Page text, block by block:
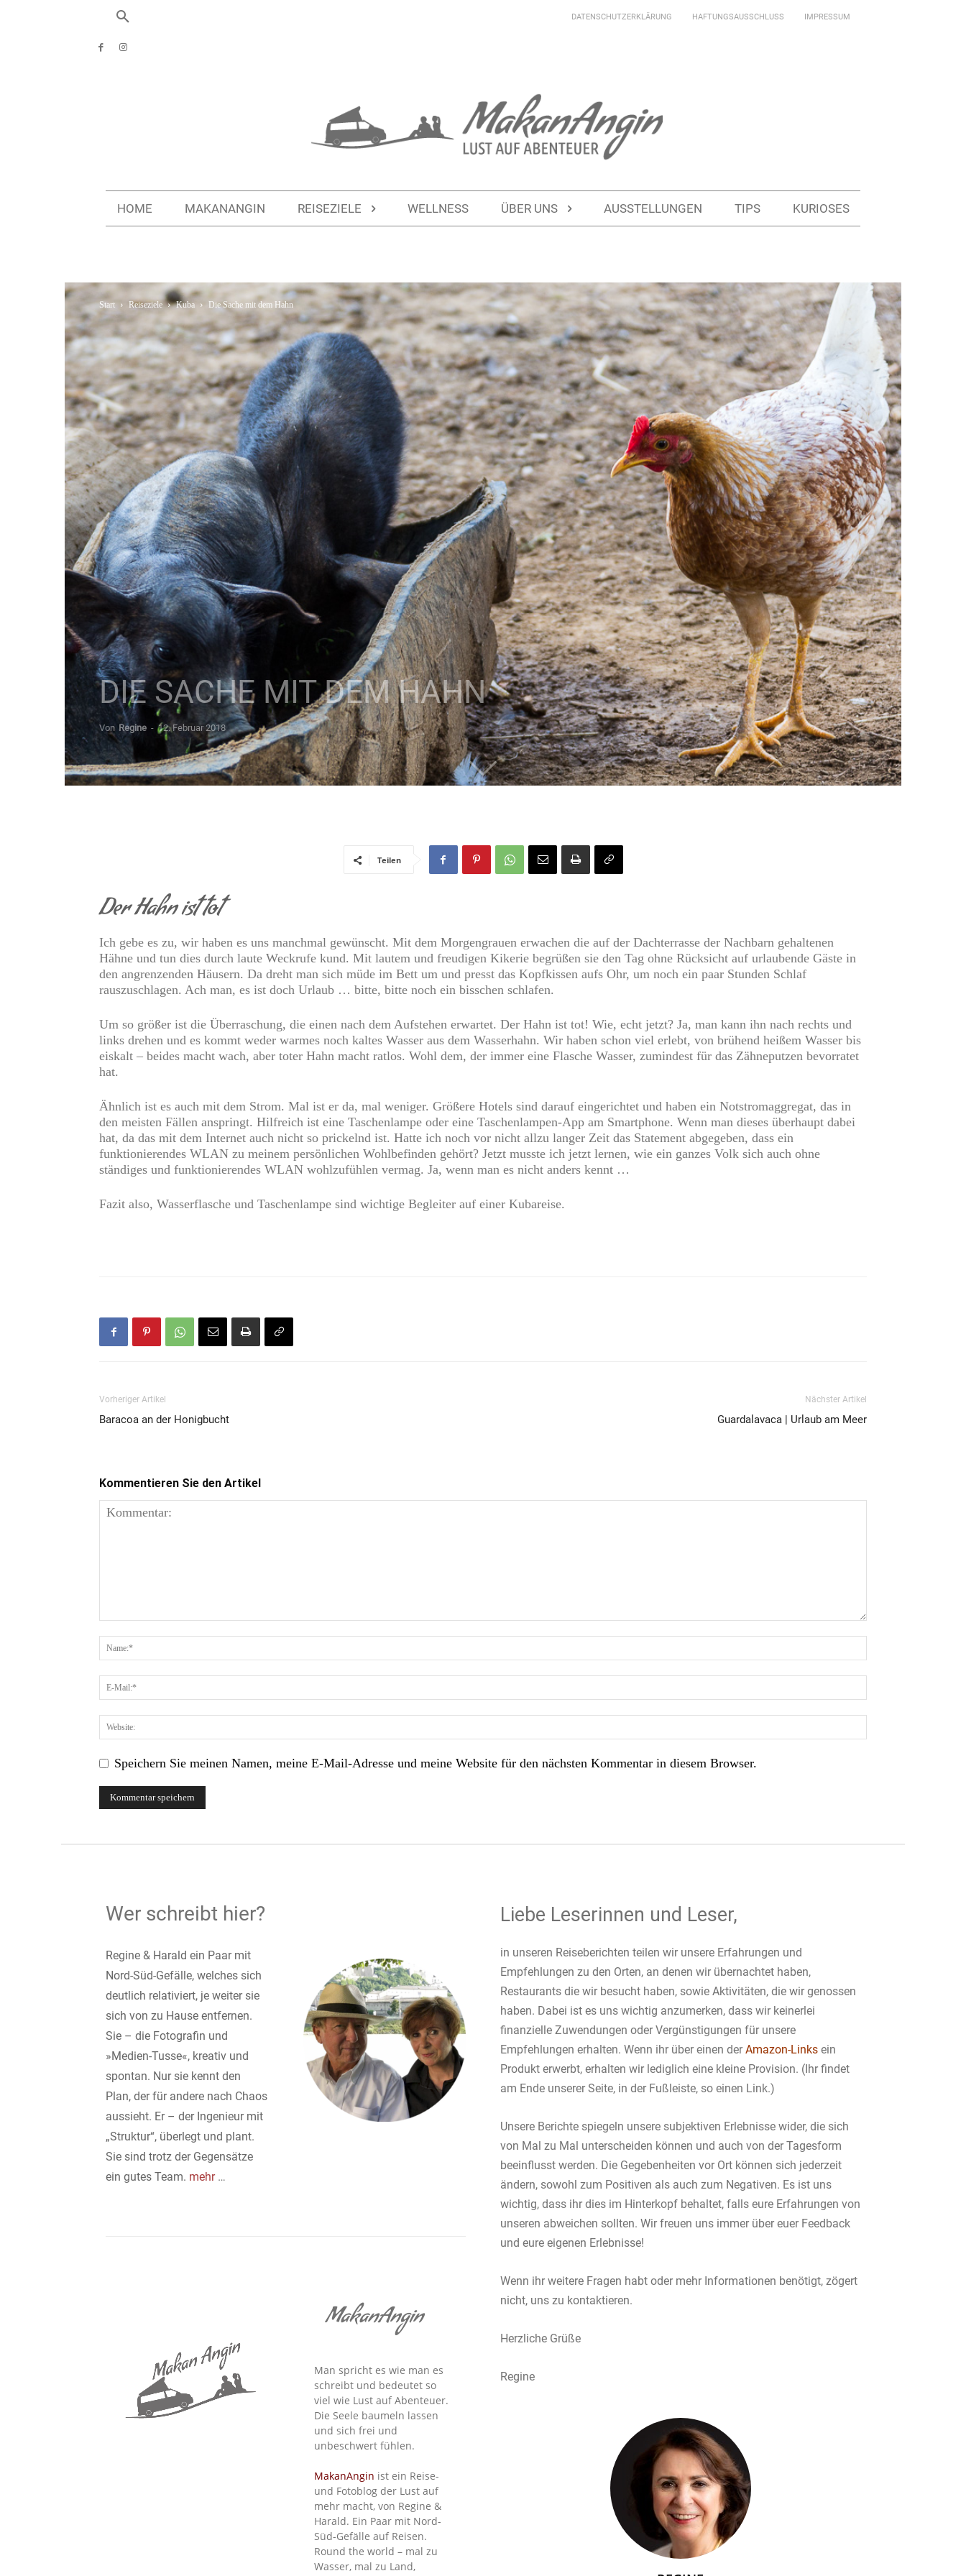
DATENSCHUTZERKLÄRUNG HAFTUNGSAUSSCHLUSS IMPRESSUM
HOME MAKANANGIN REISEZIELE WELLNESS ÜBER UNS AUSSTELLUNGEN TIPS KURIOSES
Start Reiseziele Kuba Die Sache mit dem Hahn
DIE SACHE MIT DEM HAHN
Von Regine - 12. Februar 2018
Teilen
Der Hahn ist tot
Ich gebe es zu, wir haben es uns manchmal gewünscht. Mit dem Morgengrauen erwachen die auf der Dachterrasse der Nachbarn gehaltenen
Hähne und tun dies durch laute Weckrufe kund. Mit lautem und freudigen Kikerie begrüßen sie den Tag ohne Rücksicht auf urlaubende Gäste in
den angrenzenden Häusern. Da dreht man sich müde im Bett um und presst das Kopfkissen aufs Ohr, um noch ein paar Stunden Schlaf
rauszuschlagen. Ach man, es ist doch Urlaub … bitte, bitte noch ein bisschen schlafen.
Um so größer ist die Überraschung, die einen nach dem Aufstehen erwartet. Der Hahn ist tot! Wie, echt jetzt? Ja, man kann ihn nach rechts und
links drehen und es kommt weder warmes noch kaltes Wasser aus dem Wasserhahn. Wir haben schon viel erlebt, von brühend heißem Wasser bis
eiskalt – beides macht wach, aber toter Hahn macht ratlos. Wohl dem, der immer eine Flasche Wasser, zumindest für das Zähneputzen bevorratet
hat.
Ähnlich ist es auch mit dem Strom. Mal ist er da, mal weniger. Größere Hotels sind darauf eingerichtet und haben ein Notstromaggregat, das in
den meisten Fällen anspringt. Hilfreich ist eine Taschenlampe oder eine Taschenlampen-App am Smartphone. Wenn man dieses überhaupt dabei
hat, da das mit dem Internet auch nicht so prickelnd ist. Hatte ich noch vor nicht allzu langer Zeit das Statement abgegeben, dass ein
funktionierendes WLAN zu meinem persönlichen Wohlbefinden gehört? Jetzt musste ich jetzt lernen, wie ein ganzes Volk sich auch ohne
ständiges und funktionierendes WLAN wohlzufühlen vermag. Ja, wenn man es nicht anders kennt …
Fazit also, Wasserflasche und Taschenlampe sind wichtige Begleiter auf einer Kubareise.
Vorheriger Artikel
Baracoa an der Honigbucht
Nächster Artikel
Guardalavaca | Urlaub am Meer
Kommentieren Sie den Artikel
Speichern Sie meinen Namen, meine E-Mail-Adresse und meine Website für den nächsten Kommentar in diesem Browser.
Wer schreibt hier?
Regine & Harald ein Paar mit
Nord-Süd-Gefälle, welches sich
deutlich relativiert, je weiter sie
sich von zu Hause entfernen.
Sie – die Fotografin und
»Medien-Tusse«, kreativ und
spontan. Nur sie kennt den
Plan, der für andere nach Chaos
aussieht. Er – der Ingenieur mit
„Struktur“, überlegt und plant.
Sie sind trotz der Gegensätze
ein gutes Team. mehr …
MakanAngin
Man spricht es wie man es
schreibt und bedeutet so
viel wie Lust auf Abenteuer.
Die Seele baumeln lassen
und sich frei und
unbeschwert fühlen.
MakanAngin ist ein Reise-
und Fotoblog der Lust auf
mehr macht, von Regine &
Harald. Ein Paar mit Nord-
Süd-Gefälle auf Reisen.
Round the world – mal zu
Wasser, mal zu Land,
Liebe Leserinnen und Leser,
in unseren Reiseberichten teilen wir unsere Erfahrungen und
Empfehlungen zu den Orten, an denen wir übernachtet haben,
Restaurants die wir besucht haben, sowie Aktivitäten, die wir genossen
haben. Dabei ist es uns wichtig anzumerken, dass wir keinerlei
finanzielle Zuwendungen oder Vergünstigungen für unsere
Empfehlungen erhalten. Wenn ihr über einen der Amazon-Links ein
Produkt erwerbt, erhalten wir lediglich eine kleine Provision. (Ihr findet
am Ende unserer Seite, in der Fußleiste, so einen Link.)
Unsere Berichte spiegeln unsere subjektiven Erlebnisse wider, die sich
von Mal zu Mal unterscheiden können und auch von der Tagesform
beeinflusst werden. Die Gegebenheiten vor Ort können sich jederzeit
ändern, sowohl zum Positiven als auch zum Negativen. Es ist uns
wichtig, dass ihr dies im Hinterkopf behaltet, falls eure Erfahrungen von
unseren abweichen sollten. Wir freuen uns immer über euer Feedback
und eure eigenen Erlebnisse!
Wenn ihr weitere Fragen habt oder mehr Informationen benötigt, zögert
nicht, uns zu kontaktieren.
Herzliche Grüße
Regine